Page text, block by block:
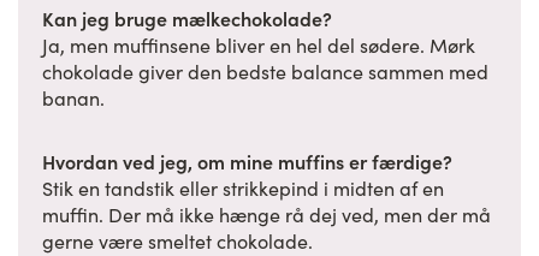
Kan jeg bruge mælkechokolade?
Ja, men muffinsene bliver en hel del sødere. Mørk
chokolade giver den bedste balance sammen med
banan.
Hvordan ved jeg, om mine muffins er færdige?
Stik en tandstik eller strikkepind i midten af en
muffin. Der må ikke hænge rå dej ved, men der må
gerne være smeltet chokolade.